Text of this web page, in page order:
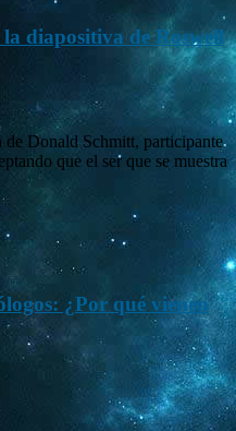
diapositiva de Roswell
de Donald Schmitt, participante
que el ser que se muestra
¿Por qué vienen